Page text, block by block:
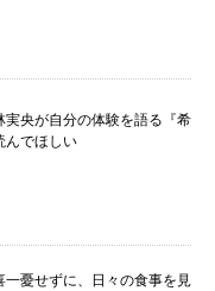
実央が自分の体験を語る『希
んでほしい
一憂せずに、日々の食事を見